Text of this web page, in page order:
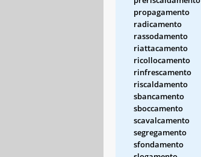
propagamento
radicamento
rassodamento
riattacamento
ricollocamento
rinfrescamento
riscaldamento
sbancamento
sboccamento
scavalcamento
segregamento
sfondamento